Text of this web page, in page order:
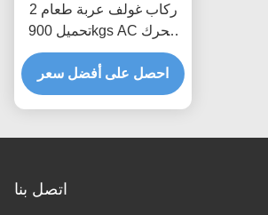
2 ركاب غولف عربة طعام
تحميل 900kgs AC محرك
الكهرباء شاحنة الشحن
للمصنع
احصل على أفضل سعر
اتصل بنا